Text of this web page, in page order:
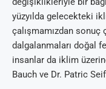
yüzyılda gelecekteki
çalışmamızdan sonuç
dalgalanmaları doğal
insanlar da iklim
Bauch ve Dr. Patric